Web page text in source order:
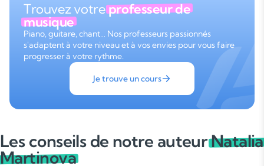
Trouvez votreprofesseur de
musique
Piano, guitare, chant… Nos professeurs passionnés
s'adaptent à votre niveau et à vos envies pour vous faire
progresser à votre rythme.
Je trouve un cours
Les conseils de notre auteurNatalia
Martinova